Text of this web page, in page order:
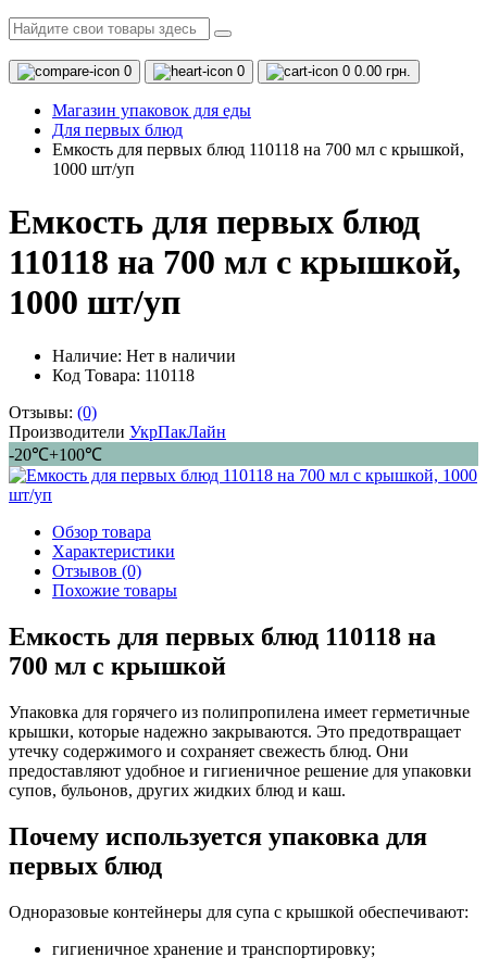
0 0 0 0.00 грн.
Магазин упаковок для еды
Для первых блюд
Емкость для первых блюд 110118 на 700 мл с крышкой,
1000 шт/уп
Емкость для первых блюд
110118 на 700 мл с крышкой,
1000 шт/уп
Наличие: Нет в наличии
Код Товара: 110118
Отзывы: (0)
Производители УкрПакЛайн
-20℃+100℃
Обзор товара
Характеристики
Отзывов (0)
Похожие товары
Емкость для первых блюд 110118 на
700 мл с крышкой
Упаковка для горячего из полипропилена имеет герметичные
крышки, которые надежно закрываются. Это предотвращает
утечку содержимого и сохраняет свежесть блюд. Они
предоставляют удобное и гигиеничное решение для упаковки
супов, бульонов, других жидких блюд и каш.
Почему используется упаковка для
первых блюд
Одноразовые контейнеры для супа с крышкой обеспечивают:
гигиеничное хранение и транспортировку;